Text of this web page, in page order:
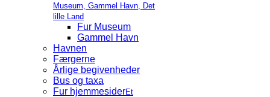
Museum, Gammel Havn, Det
lille Land
Fur Museum
Gammel Havn
Havnen
Færgerne
Årlige begivenheder
Bus og taxa
Fur hjemmesiderEt